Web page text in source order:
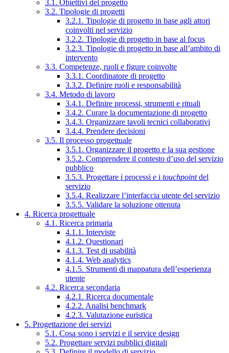
3.1. Obiettivi del progetto
3.2. Tipologie di progetti
3.2.1. Tipologie di progetto in base agli attori
coinvolti nel servizio
3.2.2. Tipologie di progetto in base al focus
3.2.3. Tipologie di progetto in base all’ambito di
intervento
3.3. Competenze, ruoli e figure coinvolte
3.3.1. Coordinatore di progetto
3.3.2. Definire ruoli e responsabilità
3.4. Metodo di lavoro
3.4.1. Definire processi, strumenti e rituali
3.4.2. Curare la documentazione di progetto
3.4.3. Organizzare tavoli tecnici collaborativi
3.4.4. Prendere decisioni
3.5. Il processo progettuale
3.5.1. Organizzare il progetto e la sua gestione
3.5.2. Comprendere il contesto d’uso del servizio
pubblico
3.5.3. Progettare i processi e i touchpointdel
servizio
3.5.4. Realizzare l’interfaccia utente del servizio
3.5.5. Validare la soluzione ottenuta
4. Ricerca progettuale
4.1. Ricerca primaria
4.1.1. Interviste
4.1.2. Questionari
4.1.3. Test di usabilità
4.1.4. Web analytics
4.1.5. Strumenti di mappatura dell’esperienza
utente
4.2. Ricerca secondaria
4.2.1. Ricerca documentale
4.2.2. Analisi benchmark
4.2.3. Valutazione euristica
5. Progettazione dei servizi
5.1. Cosa sono i servizi e il service design
5.2. Progettare servizi pubblici digitali